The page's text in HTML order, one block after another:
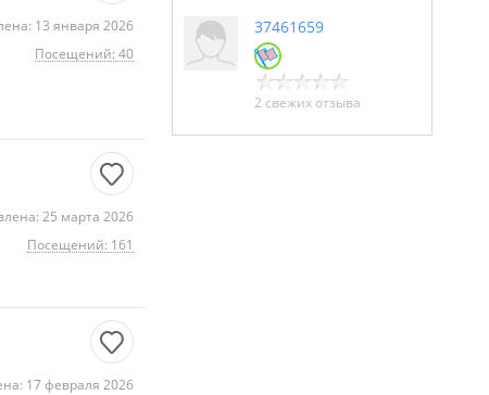
13 января 2026
Посещений: 40
25 марта 2026
Посещений: 161
17 февраля 2026
37461659
2 свежих отзыва